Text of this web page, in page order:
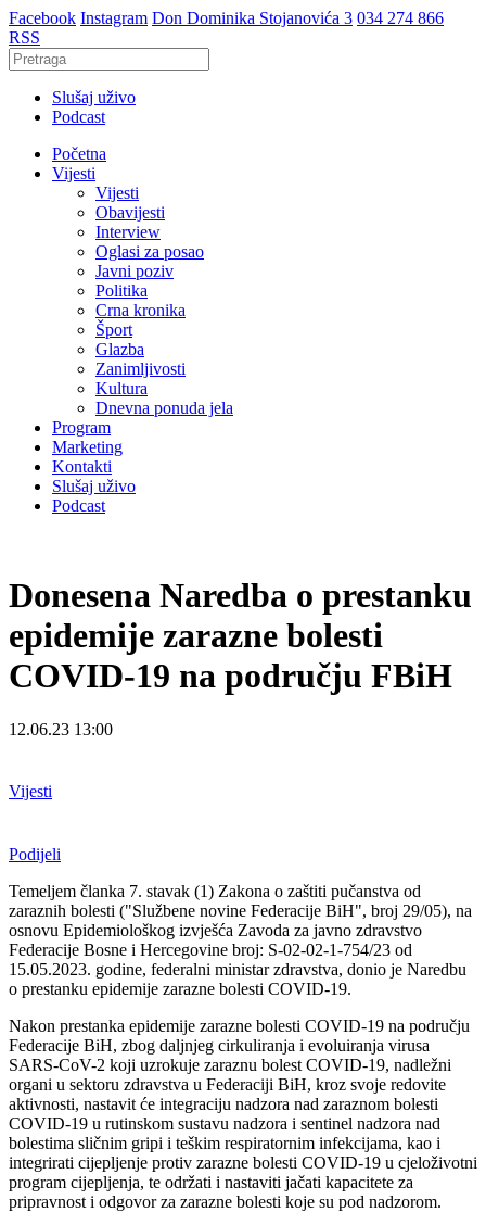
Facebook Instagram Don Dominika Stojanovića 3 034 274 866
RSS
Slušaj uživo
Podcast
Početna
Vijesti
Vijesti
Obavijesti
Interview
Oglasi za posao
Javni poziv
Politika
Crna kronika
Šport
Glazba
Zanimljivosti
Kultura
Dnevna ponuda jela
Program
Marketing
Kontakti
Slušaj uživo
Podcast
Donesena Naredba o prestanku
epidemije zarazne bolesti
COVID-19 na području FBiH
12.06.23 13:00
Vijesti
Podijeli
Temeljem članka 7. stavak (1) Zakona o zaštiti pučanstva od
zaraznih bolesti ("Službene novine Federacije BiH", broj 29/05), na
osnovu Epidemiološkog izvješća Zavoda za javno zdravstvo
Federacije Bosne i Hercegovine broj: S-02-02-1-754/23 od
15.05.2023. godine, federalni ministar zdravstva, donio je Naredbu
o prestanku epidemije zarazne bolesti COVID-19.
Nakon prestanka epidemije zarazne bolesti COVID-19 na području
Federacije BiH, zbog daljnjeg cirkuliranja i evoluiranja virusa
SARS-CoV-2 koji uzrokuje zaraznu bolest COVID-19, nadležni
organi u sektoru zdravstva u Federaciji BiH, kroz svoje redovite
aktivnosti, nastavit će integraciju nadzora nad zaraznom bolesti
COVID-19 u rutinskom sustavu nadzora i sentinel nadzora nad
bolestima sličnim gripi i teškim respiratornim infekcijama, kao i
integrirati cijepljenje protiv zarazne bolesti COVID-19 u cjeloživotni
program cijepljenja, te održati i nastaviti jačati kapacitete za
pripravnost i odgovor za zarazne bolesti koje su pod nadzorom.